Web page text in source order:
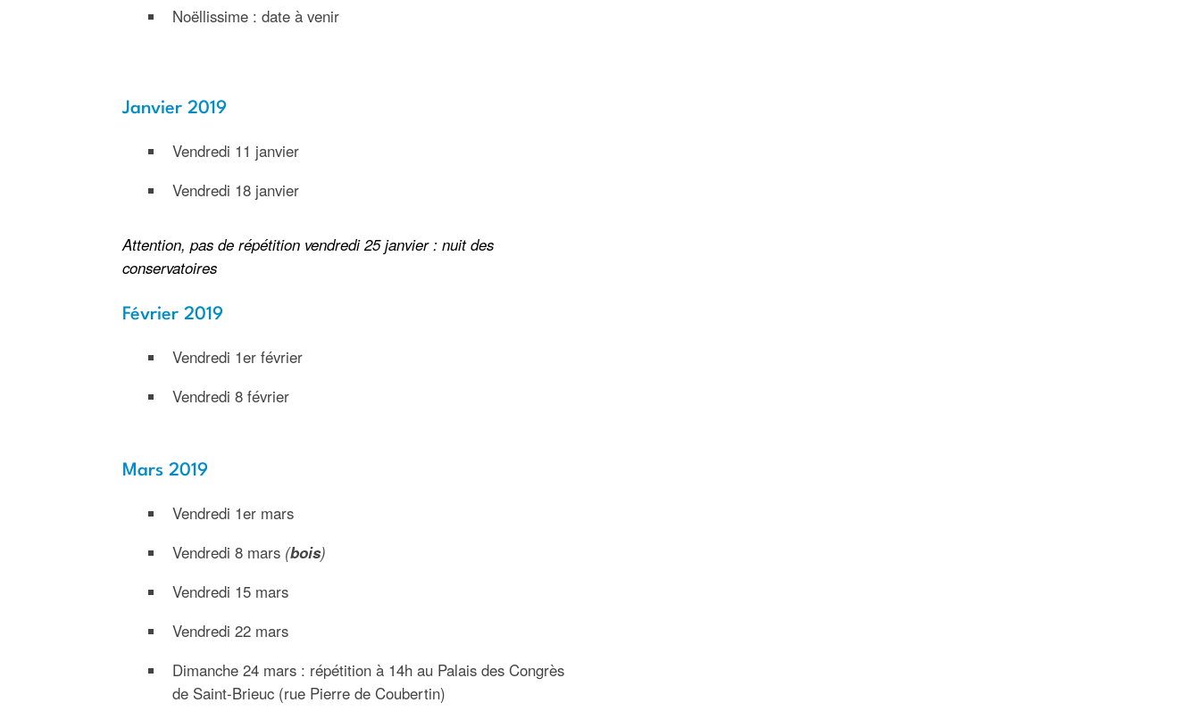
Noëllissime : date à venir
Janvier 2019
Vendredi 11 janvier
Vendredi 18 janvier
Attention, pas de répétition vendredi 25 janvier : nuit des
conservatoires
Février 2019
Vendredi 1er février
Vendredi 8 février
Mars 2019
Vendredi 1er mars
Vendredi 8 mars (bois)
Vendredi 15 mars
Vendredi 22 mars
Dimanche 24 mars : répétition à 14h au Palais des Congrès
de Saint-Brieuc (rue Pierre de Coubertin)